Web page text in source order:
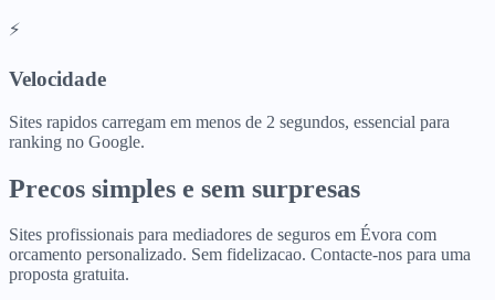
⚡
Velocidade
Sites rapidos carregam em menos de 2 segundos, essencial para
ranking no Google.
Precos simples e sem surpresas
Sites profissionais para mediadores de seguros em Évora com
orcamento personalizado. Sem fidelizacao. Contacte-nos para uma
proposta gratuita.